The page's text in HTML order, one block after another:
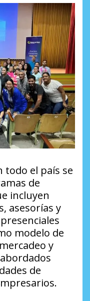
todo el país se
de
incluyen
asesorías y
modelo de
y
de